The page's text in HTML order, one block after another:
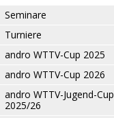
Seminare
Turniere
andro WTTV-Cup 2025
andro WTTV-Cup 2026
andro WTTV-Jugend-Cup
2025/26